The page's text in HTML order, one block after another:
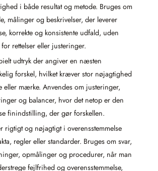
i både resultat og metode. Bruges om
målinger og beskrivelser, der leverer
korrekte og konsistente udfald, uden
rettelser eller justeringer.
udtryk der angiver en næsten
forskel, hvilket kræver stor nøjagtighed
eller mærke. Anvendes om justeringer,
og balancer, hvor det netop er den
finindstilling, der gør forskellen.
rigtigt og nøjagtigt i overensstemmelse
regler eller standarder. Bruges om svar,
opmålinger og procedurer, når man
fejlfrihed og overensstemmelse,